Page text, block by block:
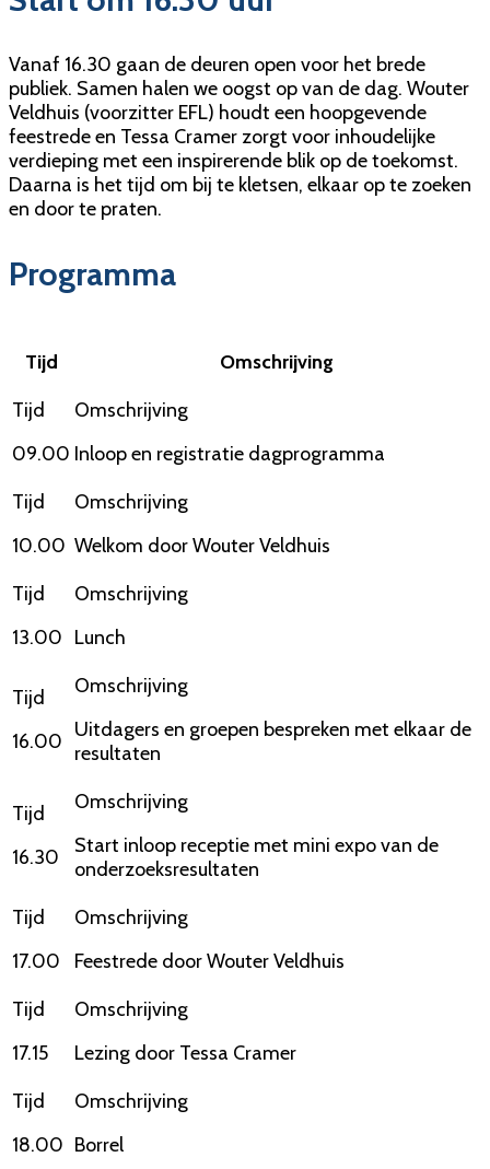
Vanaf 16.30 gaan de deuren open voor het brede
publiek. Samen halen we oogst op van de dag. Wouter
Veldhuis (voorzitter EFL) houdt een hoopgevende
feestrede en Tessa Cramer zorgt voor inhoudelijke
verdieping met een inspirerende blik op de toekomst.
Daarna is het tijd om bij te kletsen, elkaar op te zoeken
en door te praten.
Programma
Tijd Omschrijving
09.00 Inloop en registratie dagprogramma
10.00 Welkom door Wouter Veldhuis
13.00 Lunch
16.00 Uitdagers en groepen bespreken met elkaar de
resultaten
16.30
Start inloop receptie met mini expo van de
onderzoeksresultaten
17.00 Feestrede door Wouter Veldhuis
17.15 Lezing door Tessa Cramer
18.00 Borrel